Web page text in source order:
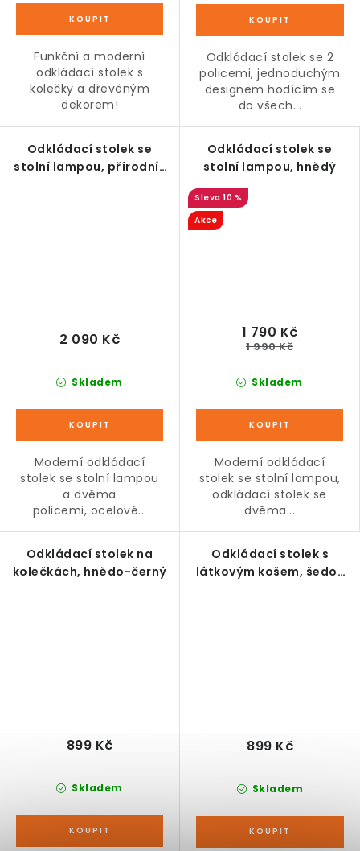
Funkční a moderní
odkládací stolek s
kolečky a dřevěným
dekorem!
Odkládací stolek se 2
policemi, jednoduchým
designem hodícím se
do všech...
Odkládací stolek se
stolní lampou, přírodní-
Skladem
2 090 Kč
Moderní odkládací
stolek se stolní lampou
a dvěma
policemi, ocelové...
Odkládací stolek se
stolní lampou, hnědý
10 %
Akce
Skladem
1 790 Kč
1 990 Kč
Moderní odkládací
stolek se stolní lampou,
odkládací stolek se
dvěma...
Odkládací stolek na
kolečkách, hnědo-černý
Skladem
899 Kč
Odkládací stolek s
látkovým košem, šedo-
Skladem
899 Kč